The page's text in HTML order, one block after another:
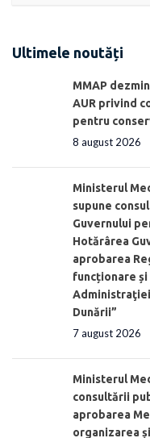
Ultimele noutăți
MMAP
AUR privind
pentru
8 august 2026
Ministerul
supune
Guvernului
Hotărârea
aprobarea
funcționare
Dunării”
7 august 2026
Ministerul
consultării
aprobarea
organizarea